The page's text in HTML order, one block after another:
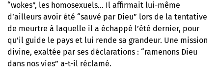
“wokes”, les homosexuels… Il affirmait lui-même
d’ailleurs avoir été “sauvé par Dieu” lors de la tentative
de meurtre à laquelle il a échappé l’été dernier, pour
qu’il guide le pays et lui rende sa grandeur. Une mission
divine, exaltée par ses déclarations : “ramenons Dieu
dans nos vies” a-t-il réclamé.